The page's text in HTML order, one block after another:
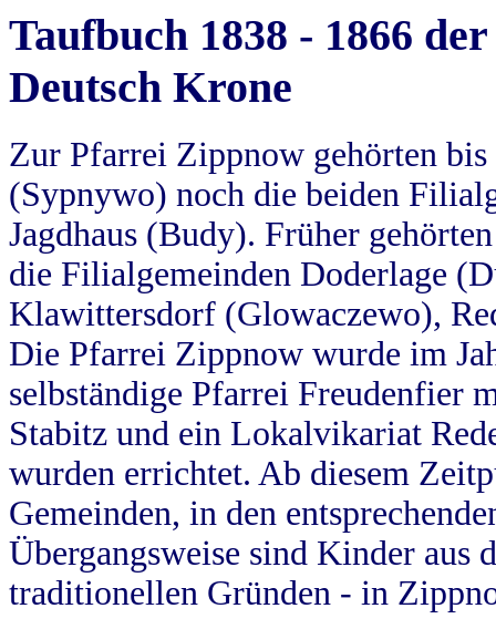
Taufbuch 1838 - 1866
Deutsch Krone
Zur Pfarrei Zippnow gehörten
(Sypnywo) noch die beiden
Jagdhaus (Budy). Früher
die Filialgemeinden Doderlage
Klawittersdorf (Glowaczewo),
Die Pfarrei Zippnow wurde im
selbständige Pfarrei Freudenfier
Stabitz und ein Lokalvikariat
wurden errichtet. Ab diesem
Gemeinden, in den
Übergangsweise sind Kinder aus
traditionellen Gründen - in